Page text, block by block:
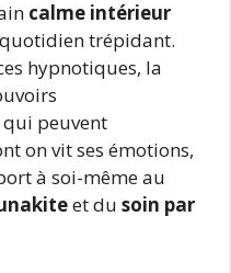
calme intérieur
trépidant.
hypnotiques, la
peuvent
on vit ses émotions,
à soi-même au
et du soin par